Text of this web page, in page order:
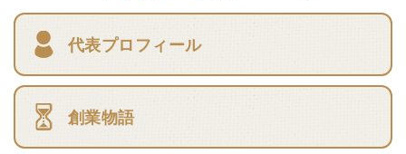
代表プロフィール
創業物語